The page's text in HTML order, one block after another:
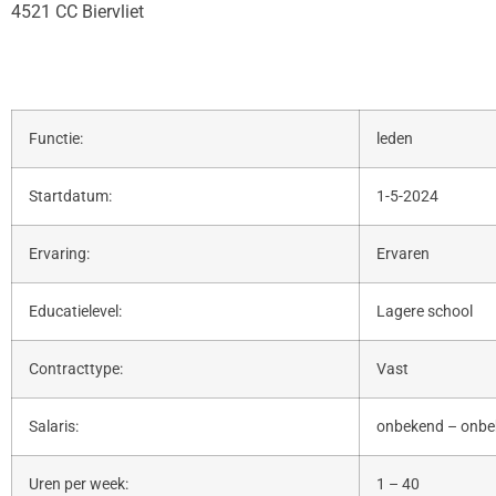
4521 CC Biervliet
Functie: leden
Startdatum: 1-5-2024
Ervaring: Ervaren
Educatielevel: Lagere school
Contracttype: Vast
Salaris: onbekend –
Uren per week: 1 – 40